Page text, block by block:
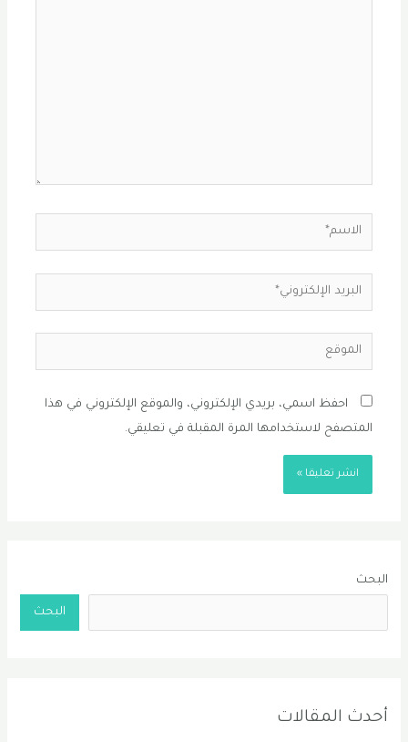
الاسم*
البريد
الإلكتروني*
الموقع
احفظ اسمي، بريدي الإلكتروني، والموقع الإلكتروني في هذا
المتصفح لاستخدامها المرة المقبلة في تعليقي.
البحث
البحث
أحدث المقالات